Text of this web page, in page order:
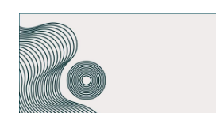
beauty lover que no lo haya dicho